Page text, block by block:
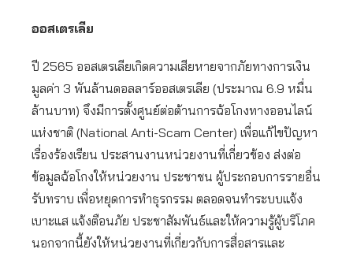
ออสเตรเลีย
ปี 2565 ออสเตรเลียเกิดความเสียหายจากภัยทางการเงิน
มูลค่า 3 พันล้านดอลลาร์ออสเตรเลีย (ประมาณ 6.9 หมื่น
ล้านบาท) จึงมีการตั้งศูนย์ต่อต้านการฉ้อโกงทางออนไลน์
แห่งชาติ (National Anti-Scam Center) เพื่อแก้ไขปัญหา
เรื่องร้องเรียน ประสานงานหน่วยงานที่เกี่ยวข้อง ส่งต่อ
ข้อมูลฉ้อโกงให้หน่วยงาน ประชาชน ผู้ประกอบการรายอื่น
รับทราบ เพื่อหยุดการทำธุรกรรม ตลอดจนทำระบบแจ้ง
เบาะแส แจ้งตือนภัย ประชาสัมพันธ์และให้ความรู้ผู้บริโภค
นอกจากนี้ยังให้หน่วยงานที่เกี่ยวกับการสื่อสารและ